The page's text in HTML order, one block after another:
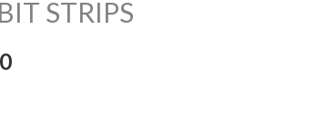
STRIPS